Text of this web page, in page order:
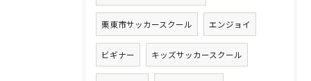
栗東市サッカースクール エンジョイ
ビギナー キッズサッカースクール